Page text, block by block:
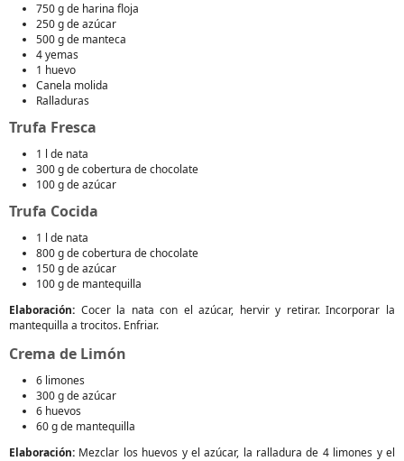
750 g de harina floja
250 g de azúcar
500 g de manteca
4 yemas
1 huevo
Canela molida
Ralladuras
Trufa Fresca
1 l de nata
300 g de cobertura de chocolate
100 g de azúcar
Trufa Cocida
1 l de nata
800 g de cobertura de chocolate
150 g de azúcar
100 g de mantequilla
Elaboración: Cocer la nata con el azúcar, hervir y retirar. Incorporar la
mantequilla a trocitos. Enfriar.
Crema de Limón
6 limones
300 g de azúcar
6 huevos
60 g de mantequilla
Elaboración: Mezclar los huevos y el azúcar, la ralladura de 4 limones y el